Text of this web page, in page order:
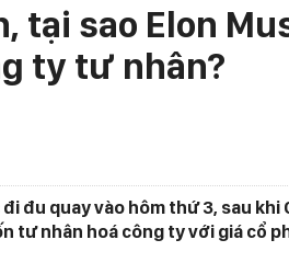
tại sao Elon
ty tư nhân?
đu quay vào hôm thứ 3, sau khi
tư nhân hoá công ty với giá cổ